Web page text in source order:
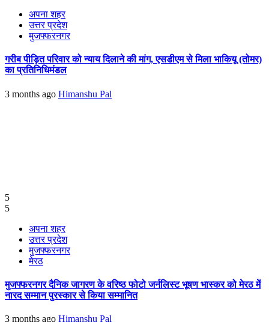
अपना शहर
उत्तर प्रदेश
मुजफ्फरनगर
गरीब पीड़ित परिवार को न्याय दिलाने की मांग, एसडीएम से मिला भाकियू (तोमर)
का प्रतिनिधिमंडल
3 months ago Himanshu Pal
5
5
अपना शहर
उत्तर प्रदेश
मुजफ्फरनगर
मेरठ
मुजफ्फरनगर दैनिक जागरण के वरिष्ठ फोटो जर्नलिस्ट भूषण भास्कर को मेरठ में
नारद सम्मान पुरस्कार से किया सम्मानित
3 months ago Himanshu Pal